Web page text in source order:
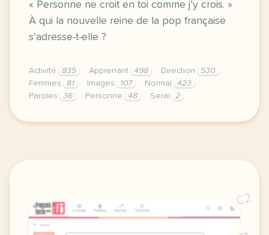
« Personne ne croit en toi comme j’y crois. »
À qui la nouvelle reine de la pop française
s’adresse-t-elle ?
Activité 835 Apprenant 498 Direction
530
Femmes
81 Images 107 Normal
423
Paroles
36 Personne 48 Serai 2
didomi host didomi components button cursor
C2